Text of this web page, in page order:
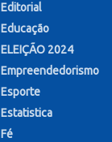
Editorial
Educação
ELEIÇÃO 2024
Empreendedorismo
Esporte
Estatistica
Fé